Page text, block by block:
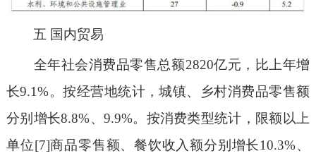
五 国内贸易
全年社会消费品零售总额2820亿元，比上年增
长9.1%。按经营地统计，城镇、乡村消费品零售额
分别增长8.8%、9.9%。按消费类型统计，限额以上
单位[7]商品零售额、餐饮收入额分别增长10.3%、